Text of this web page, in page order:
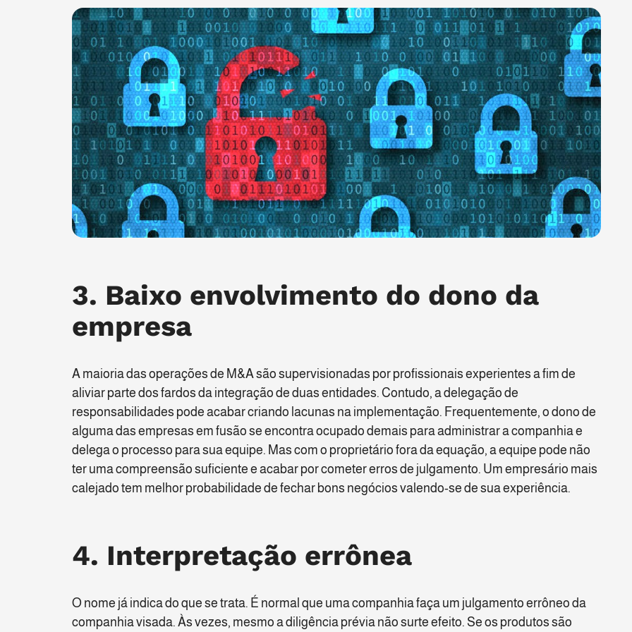
3. Baixo envolvimento do dono da
empresa
A maioria das operações de M&A são supervisionadas por profissionais experientes a fim de
aliviar parte dos fardos da integração de duas entidades. Contudo, a delegação de
responsabilidades pode acabar criando lacunas na implementação. Frequentemente, o dono de
alguma das empresas em fusão se encontra ocupado demais para administrar a companhia e
delega o processo para sua equipe. Mas com o proprietário fora da equação, a equipe pode não
ter uma compreensão suficiente e acabar por cometer erros de julgamento. Um empresário mais
calejado tem melhor probabilidade de fechar bons negócios valendo-se de sua experiência.
4. Interpretação errônea
O nome já indica do que se trata. É normal que uma companhia faça um julgamento errôneo da
companhia visada. Às vezes, mesmo a diligência prévia não surte efeito. Se os produtos são